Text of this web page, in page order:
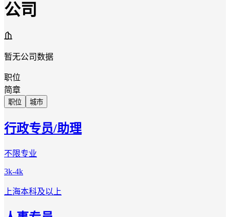
公司
暂无公司数据
职位
简章
职位 城市
行政专员/助理
不限专业
3k-4k
上海本科及以上